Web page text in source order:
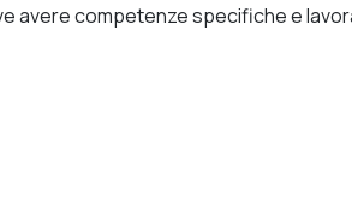
avere competenze specifiche e